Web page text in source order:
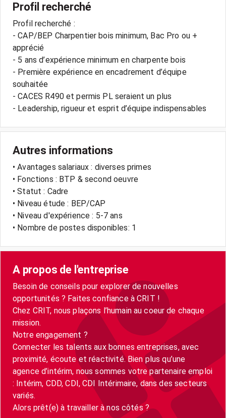
Profil recherché
Profil recherché :
- CAP/BEP Charpentier bois minimum, Bac Pro ou +
apprécié
- 5 ans d’expérience minimum en charpente bois
- Première expérience en encadrement d’équipe
souhaitée
- CACES R490 et permis PL seraient un plus
- Leadership, rigueur et esprit d’équipe indispensables
Autres informations
• Avantages salariaux : diverses primes
• Fonctions : BTP & second oeuvre
• Statut : Cadre
• Niveau étude : BEP/CAP
• Niveau d'expérience : 5-7 ans
• Nombre de postes disponibles: 1
A propos de l'entreprise
Besoin de conseils pour explorer de nouvelles
opportunités ? Faites confiance à CRIT !
Chez CRIT, nous plaçons l’humain au coeur de chaque
mission.
Notre engagement ?
Connecter les talents aux bonnes entreprises, avec
proximité, écoute et réactivité. Bien plus qu’une
agence d’intérim, nous sommes votre partenaire emploi
: Intérim, CDD, CDI, CDI Intérimaire, dans des secteurs
variés.
Alors prêt(e) à travailler à nos côtés ?